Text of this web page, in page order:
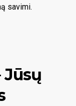
savimi.
Jūsų